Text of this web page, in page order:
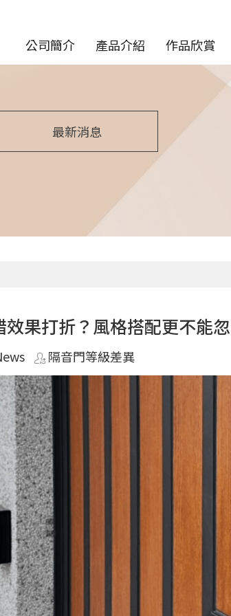
公司簡介 產品介紹 作品欣賞
最新消息
效果打折？風格搭配更不能
隔音門等級差異